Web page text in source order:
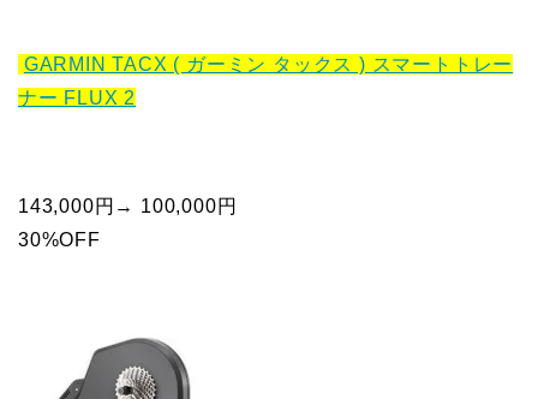
GARMIN TACX ( ガーミン タックス ) スマートトレー
ナー FLUX 2
143,000円→ 100,000円
30%OFF